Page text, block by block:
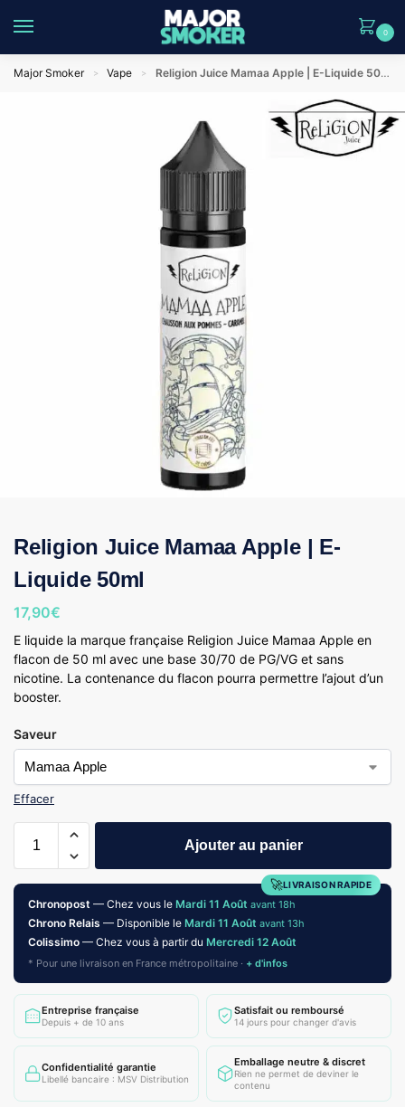
0
Major Smoker > Vape > Religion Juice Mamaa Apple | E-Liquide 50ml
Religion Juice Mamaa Apple | E-
Liquide 50ml
17,90€
E liquide la marque française Religion Juice Mamaa Apple en
flacon de 50 ml avec une base 30/70 de PG/VG et sans
nicotine. La contenance du flacon pourra permettre l’ajout d’un
booster.
Saveur
Effacer
Ajouter au panier
🚀LIVRAISON RAPIDE
Chronopost — Chez vous le Mardi 11 Août avant 18h
Chrono Relais — Disponible le Mardi 11 Août avant 13h
Colissimo — Chez vous à partir du Mercredi 12 Août
* Pour une livraison en France métropolitaine · + d'infos
Entreprise française
Depuis + de 10 ans
Satisfait ou remboursé
14 jours pour changer d'avis
Confidentialité garantie
Libellé bancaire : MSV Distribution
Emballage neutre & discret
Rien ne permet de deviner le
contenu